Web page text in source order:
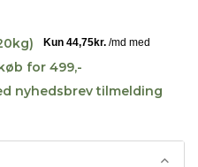
for 499,-
nyhedsbrev tilmelding